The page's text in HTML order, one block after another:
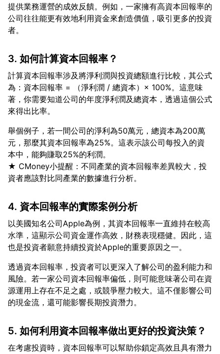
提供業務運營的成效反饋。例如，一家擁有高資本回報率的
公司往往能更有效地利用資金來創造價值，吸引更多的投資
3. 如何計算資本回報率？
計算資本回報率涉及將淨利潤與投資總額進行比較，其公式
為：資本回報率 = （淨利潤 / 總資本）× 100%。這意味
著，你需要知道公司的年度淨利潤及總資本，透過這個公式
舉個例子，若一間公司的淨利為50萬元，總資本為200萬
元，那麼其資本回報率為25%。這表示該公司每投入的資
本中，能夠賺取25%的利潤。
★ CMoney小提醒：不同產業的資本回報率差異較大，投
4. 資本回報率的實際案例分析
以美國知名公司Apple為例，其資本回報率一直維持在較高
水準，這顯示公司資金運作高效，財務表現穩健。因此，這
透過資本回報率，投資者可以更深入了解公司的盈利能力和
風險。若一家公司資本回報率偏低，則可能意味著公司在資
源運用上存在不足之處，或競爭壓力較大。這不僅影響公司
5. 如何利用資本回報率做出更好的投資決策？
在考慮投資時，資本回報率可以幫助你鎖定高效且具有潛力